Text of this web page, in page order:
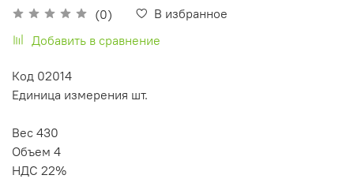
(0)
В избранное
Добавить в сравнение
Код 02014
Единица измерения шт.
Вес 430
Объем 4
НДС 22%